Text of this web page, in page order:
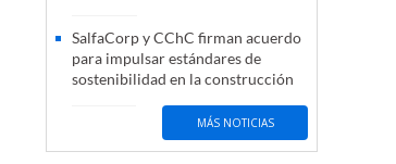
SalfaCorp y CChC firman acuerdo
para impulsar estándares de
sostenibilidad en la construcción
MÁS NOTICIAS